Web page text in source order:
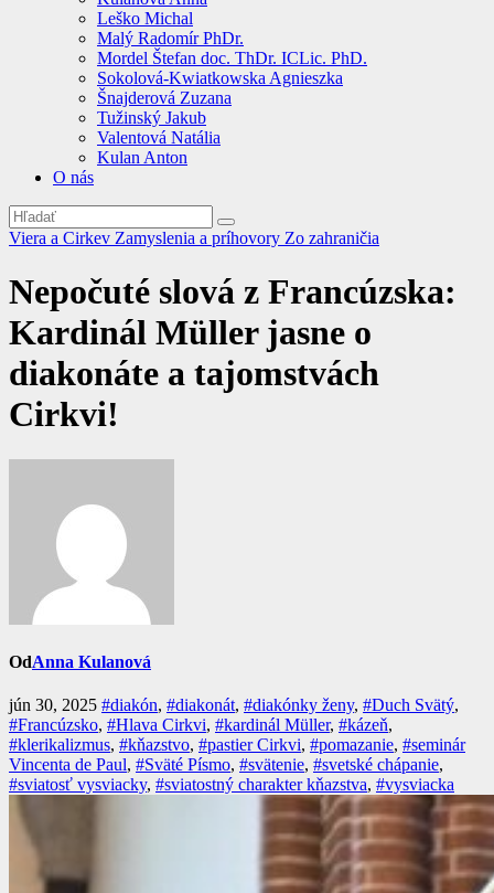
Leško Michal
Malý Radomír PhDr.
Mordel Štefan doc. ThDr. ICLic. PhD.
Sokolová-Kwiatkowska Agnieszka
Šnajderová Zuzana
Tužinský Jakub
Valentová Natália
Kulan Anton
O nás
Viera a Cirkev Zamyslenia a príhovory Zo zahraničia
Nepočuté slová z Francúzska:
Kardinál Müller jasne o
diakonáte a tajomstvách
Cirkvi!
OdAnna Kulanová
jún 30, 2025 #diakón, #diakonát, #diakónky ženy, #Duch Svätý,
#Francúzsko, #Hlava Cirkvi, #kardinál Müller, #kázeň,
#klerikalizmus, #kňazstvo, #pastier Cirkvi, #pomazanie, #seminár
Vincenta de Paul, #Sväté Písmo, #svätenie, #svetské chápanie,
#sviatosť vysviacky, #sviatostný charakter kňazstva, #vysviacka